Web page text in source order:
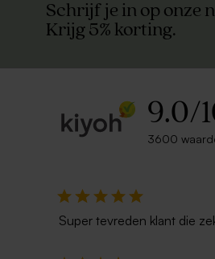
Droogbloemboeketje in
Schrijf je in op onze
Krijg 5% korting.
9.0/
3600
Super tevreden klant die